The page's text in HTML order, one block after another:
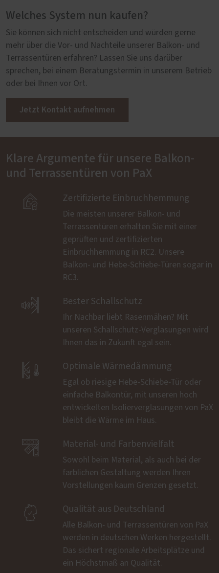
Welches System nun kaufen?
Sie können sich nicht entscheiden und würden gerne
mehr über die Vor- und Nachteile unserer Balkon- und
Terrassentüren erfahren? Lassen Sie uns darüber
sprechen, bei einem Beratungstermin in unserem Betrieb
oder bei Ihnen vor Ort.
Jetzt Kontakt aufnehmen
Klare Argumente für unsere Balkon-
und Terrassentüren von PaX
 Zertifizierte Einbruchhemmung
Die meisten unserer Balkon- und
Terrassentüren erhalten Sie mit einer
geprüften und zertifizierten
Einbruchhemmung in RC2. Unsere
Balkon- und Hebe-Schiebe-Türen sogar in
RC3.
 Bester Schallschutz
Ihr Nachbar liebt Rasenmähen? Mit
unseren Schallschutz-Verglasungen wird
Ihnen das in Zukunft egal sein.
 Optimale Wärmedämmung
Egal ob riesige Hebe-Schiebe-Tür oder
einfache Balkontür, mit unseren hoch
entwickelten Isolierverglasungen von PaX
bleibt die Wärme im Haus.
 Material- und Farbenvielfalt
Sowohl beim Material, als auch bei der
farblichen Gestaltung werden Ihren
Vorstellungen kaum Grenzen gesetzt.
 Qualität aus Deutschland
Alle Balkon- und Terrassentüren von PaX
werden in deutschen Werken hergestellt.
Das sichert regionale Arbeitsplätze und
ein Höchstmaß an Qualität.